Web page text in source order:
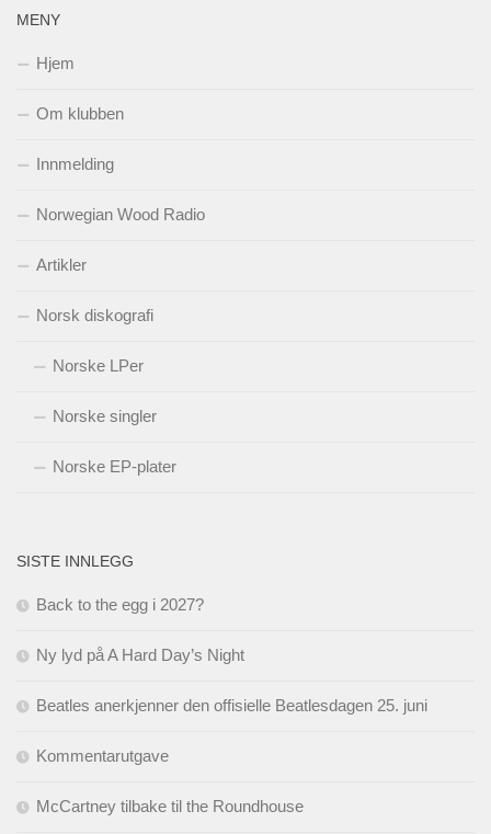
MENY
Hjem
Om klubben
Innmelding
Norwegian Wood Radio
Artikler
Norsk diskografi
Norske LPer
Norske singler
Norske EP-plater
SISTE INNLEGG
Back to the egg i 2027?
Ny lyd på A Hard Day’s Night
Beatles anerkjenner den offisielle Beatlesdagen 25. juni
Kommentarutgave
McCartney tilbake til the Roundhouse